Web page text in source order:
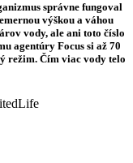
správne fungoval
výškou a váhou
vody, ale ani toto číslo
agentúry Focus si až 70
režim. Čím viac vody telo